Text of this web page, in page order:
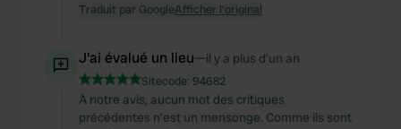
Traduit par GoogleAfficher l'original
J'ai évalué un lieu—il y a plus d’un an
Sitecode: 94682
À notre avis, aucun mot des critiques
précédentes n’est un mensonge. Comme ils sont